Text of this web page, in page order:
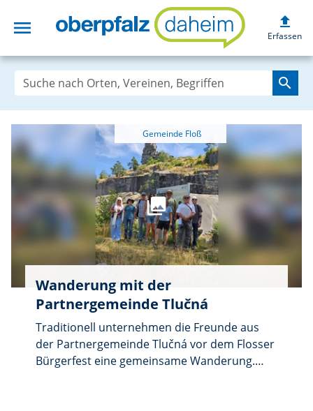
menu upload
Erfassen
search
Gemeinde Floß
Wanderung mit der
Partnergemeinde Tlučná
Traditionell unternehmen die Freunde aus
der Partnergemeinde Tlučná vor dem Flosser
Bürgerfest eine gemeinsame Wanderung.